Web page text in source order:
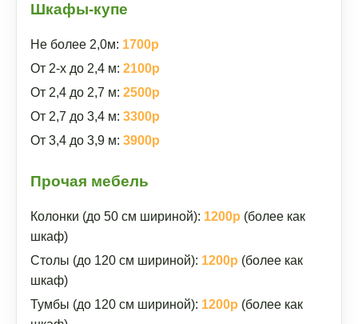
Шкафы-купе
Не более 2,0м: 1700р
От 2-х до 2,4 м: 2100р
От 2,4 до 2,7 м: 2500р
От 2,7 до 3,4 м: 3300р
От 3,4 до 3,9 м: 3900р
Прочая мебель
Колонки (до 50 см шириной): 1200р (более как
шкаф)
Столы (до 120 см шириной): 1200р (более как
шкаф)
Тумбы (до 120 см шириной): 1200р (более как